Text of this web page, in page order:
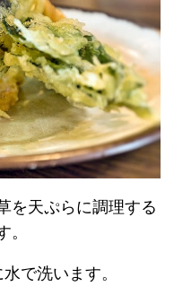
を天ぷらに調理する
。
で洗います。